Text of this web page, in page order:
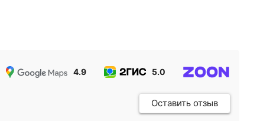
4.9 5.0
Оставить отзыв